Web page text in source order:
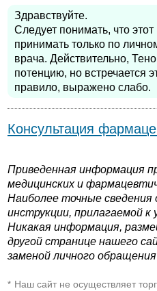
Здравствуйте.
Следует понимать, что
принимать только по
врача. Действительно,
потенцию, но встречается
правило, выражено слабо.
Консультация
Приведенная информация
медицинских и
Наиболее точные
инструкции, прилагаемой к
Никакая информация,
другой странице нашего
заменой личного
* Наш сайт не осуществляет